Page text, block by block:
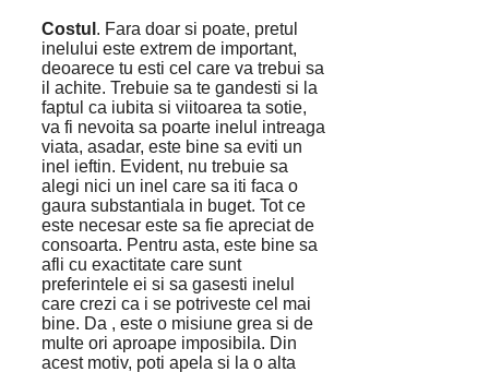
Costul . Fara doar si poate, pretul
inelului este extrem de important,
deoarece tu esti cel care va trebui sa
il achite. Trebuie sa te gandesti si la
faptul ca iubita si viitoarea ta sotie,
va fi nevoita sa poarte inelul intreaga
viata, asadar, este bine sa eviti un
inel ieftin. Evident, nu trebuie sa
alegi nici un inel care sa iti faca o
gaura substantiala in buget. Tot ce
este necesar este sa fie apreciat de
consoarta. Pentru asta, este bine sa
afli cu exactitate care sunt
preferintele ei si sa gasesti inelul
care crezi ca i se potriveste cel mai
bine. Da , este o misiune grea si de
multe ori aproape imposibila. Din
acest motiv, poti apela si la o alta